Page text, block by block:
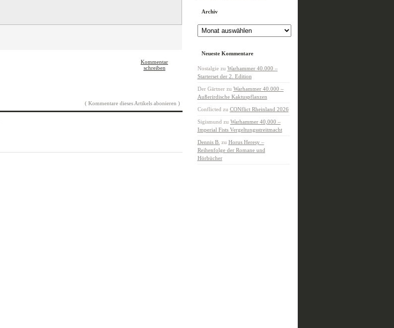
Kommentar
schreiben
( Kommentare dieses Artikels abonieren )
Archiv
Neueste Kommentare
Nostalgiezu Warhammer 40.000 –
Starterset der 2. Edition
Der Gärtnerzu Warhammer 40.000 –
Außerirdische Kaktuspflanzen
Conflicted zu CONflict Rheinland 2026
Sigismund zu Warhammer 40,000 –
Imperial Fists Vergeltungsstreitmacht
Dennis B. zu Horus Heresy –
Reihenfolge der Romane und
Hörbücher